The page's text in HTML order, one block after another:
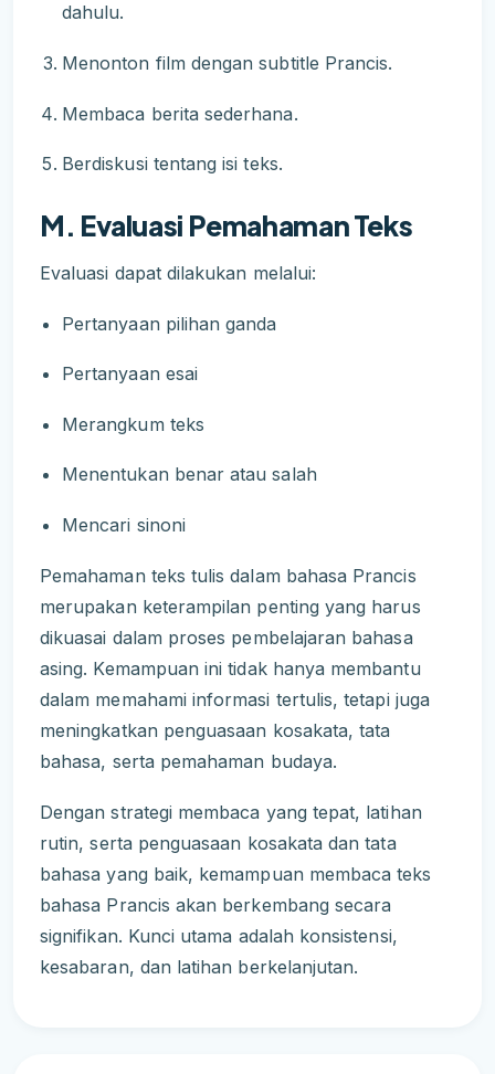
dahulu.
Menonton film dengan subtitle Prancis.
Membaca berita sederhana.
Berdiskusi tentang isi teks.
M. Evaluasi Pemahaman Teks
Evaluasi dapat dilakukan melalui:
Pertanyaan pilihan ganda
Pertanyaan esai
Merangkum teks
Menentukan benar atau salah
Mencari sinoni
Pemahaman teks tulis dalam bahasa Prancis
merupakan keterampilan penting yang harus
dikuasai dalam proses pembelajaran bahasa
asing. Kemampuan ini tidak hanya membantu
dalam memahami informasi tertulis, tetapi juga
meningkatkan penguasaan kosakata, tata
bahasa, serta pemahaman budaya.
Dengan strategi membaca yang tepat, latihan
rutin, serta penguasaan kosakata dan tata
bahasa yang baik, kemampuan membaca teks
bahasa Prancis akan berkembang secara
signifikan. Kunci utama adalah konsistensi,
kesabaran, dan latihan berkelanjutan.